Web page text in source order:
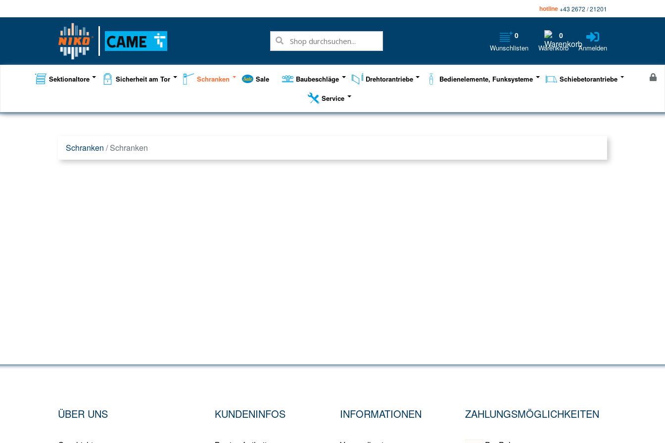
hotline+43 2672 / 21201
0
Wunschlisten
0
Warenkorb Anmelden
Sektionaltore Sicherheit am Tor Schranken Sale Baubeschläge Drehtorantriebe Bedienelemente, Funksysteme Schiebetorantriebe
Service
Schranken /Schranken
ÜBER UNS KUNDENINFOS INFORMATIONEN ZAHLUNGSMÖGLICHKEITEN